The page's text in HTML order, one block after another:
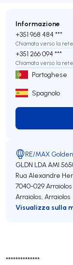
**************
Informazione
+351 968 484 ***
Chiamata verso la
+351 266 094 ***
Chiamata verso la
Portoghese
Spagnolo
RE/MAX
GLDN LDAAMI
Rua Alexandre
7040-029Arraiolos
Arraiolos, Arraiolos
Visualizza sulla